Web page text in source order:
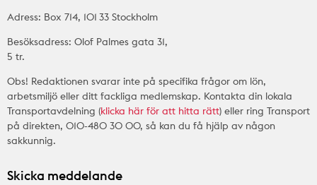
Adress: Box 714, 101 33 Stockholm
Besöksadress: Olof Palmes gata 31,
5 tr.
Obs! Redaktionen svarar inte på specifika frågor om lön,
arbetsmiljö eller ditt fackliga medlemskap. Kontakta din lokala
Transportavdelning (klicka här för att hitta rätt) eller ring Transport
på direkten, 010-480 30 00, så kan du få hjälp av någon
sakkunnig.
Skicka meddelande